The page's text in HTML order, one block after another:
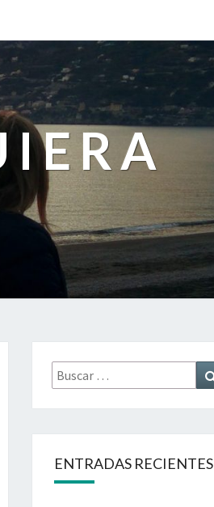
Buscar
por:
ENTRADAS RECIENTES